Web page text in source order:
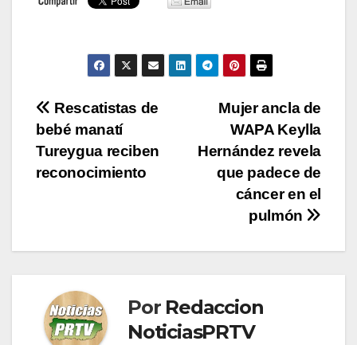
Navegación
de
entradas
Mujer ancla de
WAPA Keylla
Hernández revela
que padece de
cáncer en el
pulmón
Rescatistas de
bebé manatí
Tureygua reciben
reconocimiento
Por Redaccion
NoticiasPRTV